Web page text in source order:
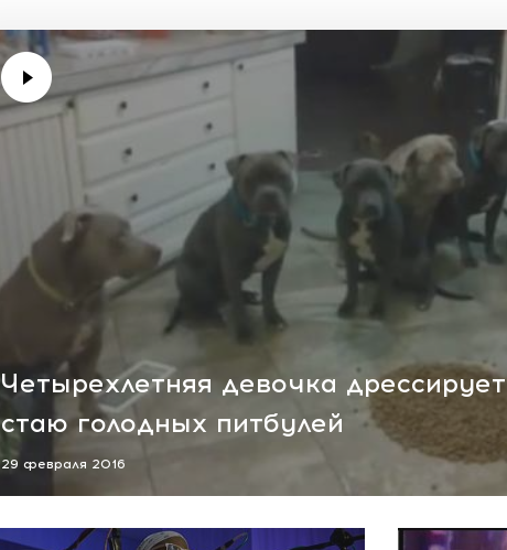
Четырехлетняя девочка дрессирует
стаю голодных питбулей
29 февраля 2016